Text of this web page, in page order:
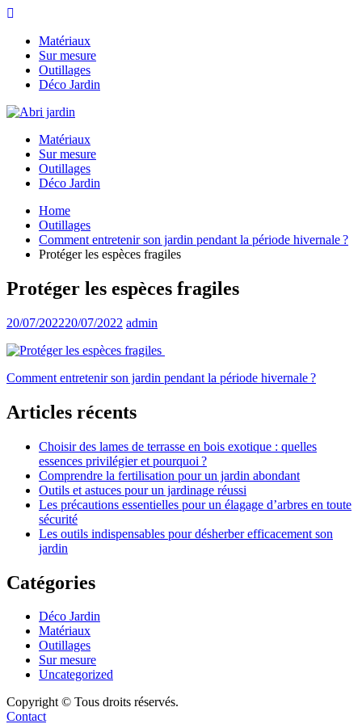
Skip
contentMatériaux
Sur mesure
Outillages
Déco Jardin
Matériaux
Sur mesure
Outillages
Déco Jardin
Home
Outillages
Comment entretenir son jardin pendant la période hivernale ?
Protéger les espèces fragiles
Protéger les espèces fragiles
20/07/202220/07/2022 admin
Navigation
de
l’article
Comment entretenir son jardin pendant la période hivernale ?
Articles récents
Choisir des lames de terrasse en bois exotique : quelles
essences privilégier et pourquoi ?
Comprendre la fertilisation pour un jardin abondant
Outils et astuces pour un jardinage réussi
Les précautions essentielles pour un élagage d’arbres en toute
sécurité
Les outils indispensables pour désherber efficacement son
jardin
Catégories
Déco Jardin
Matériaux
Outillages
Sur mesure
Uncategorized
Copyright © Tous droits réservés.
Contact